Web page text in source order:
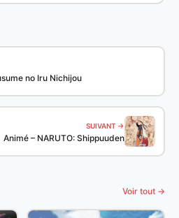
no Iru Nichijou
SUIVANT →
Animé – NARUTO: Shippuuden
Voir tout →